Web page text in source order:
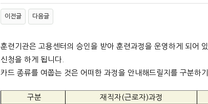
이전글 다음글
훈련기관은 고용센터의 승인을 받아 훈련과정을 운영하게 되어
신청을 하게 됩니다.
카드 종류를 여쭙는 것은 어떠한 과정을 안내해드릴지를 구분하
구분 재직자(근로자)과정